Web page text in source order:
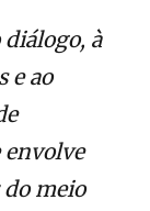
diálogo, à
e ao
envolve
meio